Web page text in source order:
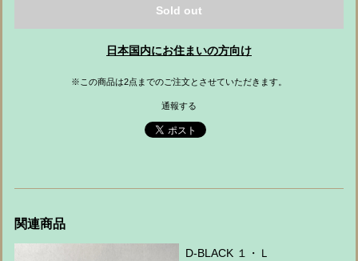
Sold out
日本国内にお住まいの方向け
※この商品は2点までのご注文とさせていただきます。
通報する
関連商品
D-BLACK １・Ｌ